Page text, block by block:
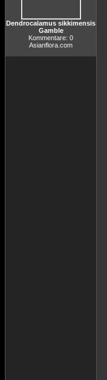
Dendrocalamus sikkimensis
Gamble
Kommentare: 0
Asianflora.com